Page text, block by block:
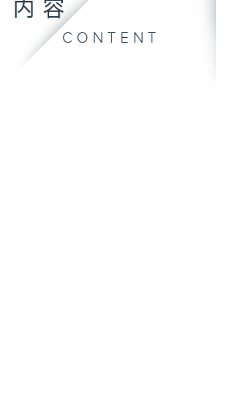
内容
CONTENT